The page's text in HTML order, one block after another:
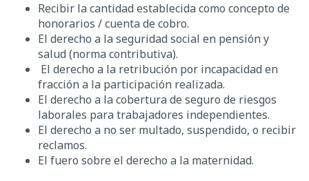
Recibir la cantidad establecida como concepto de
honorarios / cuenta de cobro.
El derecho a la seguridad social en pensión y
salud (norma contributiva).
El derecho a la retribución por incapacidad en
fracción a la participación realizada.
El derecho a la cobertura de seguro de riesgos
laborales para trabajadores independientes.
El derecho a no ser multado, suspendido, o recibir
reclamos.
El fuero sobre el derecho a la maternidad.